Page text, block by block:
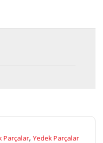
Parçalar, Yedek Parçalar